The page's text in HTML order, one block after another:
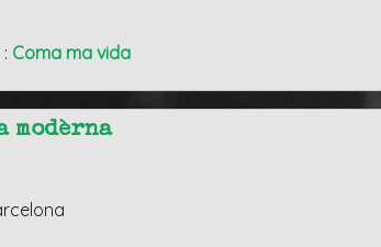
Coma ma vida
modèrna